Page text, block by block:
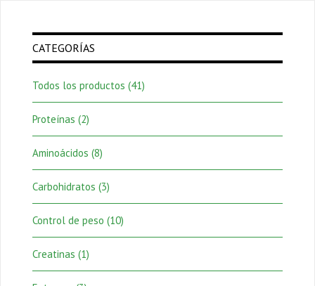
CATEGORÍAS
Todos los productos (41)
Proteínas (2)
Aminoácidos (8)
Carbohidratos (3)
Control de peso (10)
Creatinas (1)